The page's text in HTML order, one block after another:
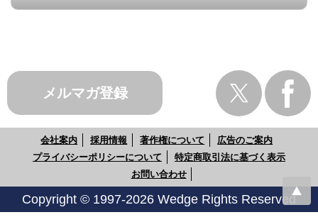
メルマガ登録
会社案内 採用情報 著作権について
広告のご案内
プライバシーポリシーについて
特定商取引法に基づく表示
お問い合わせ
Copyright © 1997-2026 Wedge Rights Reserved